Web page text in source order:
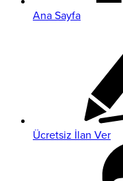
Ana Sayfa
Ücretsiz İlan Ver